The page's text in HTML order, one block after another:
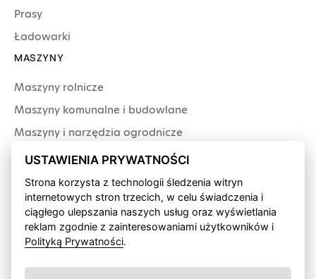
Prasy
Ładowarki
MASZYNY
Maszyny rolnicze
Maszyny komunalne i budowlane
Maszyny i narzędzia ogrodnicze
Producenci
USŁUGI
Serwis
Produkcja przewodów
Finansowanie fabryczne
Wypożyczalnia sprzętu
USTAWIENIA PRYWATNOŚCI
Strona korzysta z technologii śledzenia witryn
internetowych stron trzecich, w celu świadczenia i
ciągłego ulepszania naszych usług oraz wyświetlania
reklam zgodnie z zainteresowaniami użytkowników i
Polityką Prywatności.